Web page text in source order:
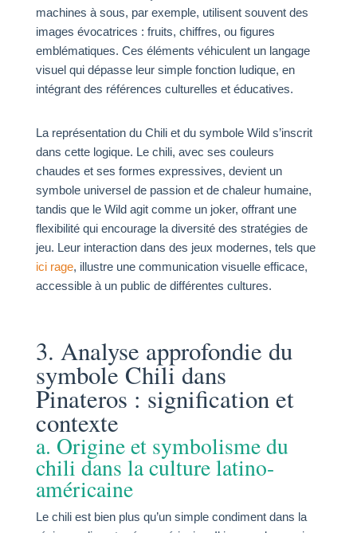
machines à sous, par exemple, utilisent souvent des
images évocatrices : fruits, chiffres, ou figures
emblématiques. Ces éléments véhiculent un langage
visuel qui dépasse leur simple fonction ludique, en
intégrant des références culturelles et éducatives.
La représentation du Chili et du symbole Wild s’inscrit
dans cette logique. Le chili, avec ses couleurs
chaudes et ses formes expressives, devient un
symbole universel de passion et de chaleur humaine,
tandis que le Wild agit comme un joker, offrant une
flexibilité qui encourage la diversité des stratégies de
jeu. Leur interaction dans des jeux modernes, tels que
ici rage, illustre une communication visuelle efficace,
accessible à un public de différentes cultures.
3. Analyse approfondie du
symbole Chili dans
Pinateros : signification et
contexte
a. Origine et symbolisme du
chili dans la culture latino-
américaine
Le chili est bien plus qu’un simple condiment dans la